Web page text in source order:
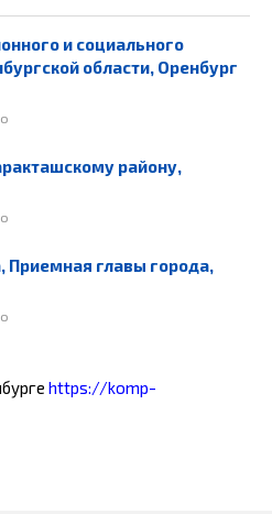
и социального
области, Оренбург
району,
Приемная главы города,
https://komp-